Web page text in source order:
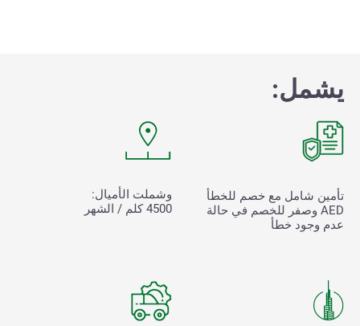
يشمل:
تأمين شامل مع خصم للخطأ
AED وصفر للخصم في حالة
عدم وجود خطأ
وشملت الأميال:
4500 كلم / الشهر